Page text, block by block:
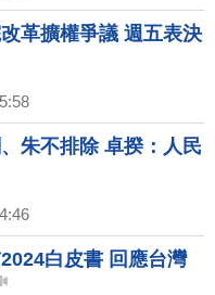
革擴權爭議 週五表決
朱不排除 卓揆：人民
白皮書 回應台灣